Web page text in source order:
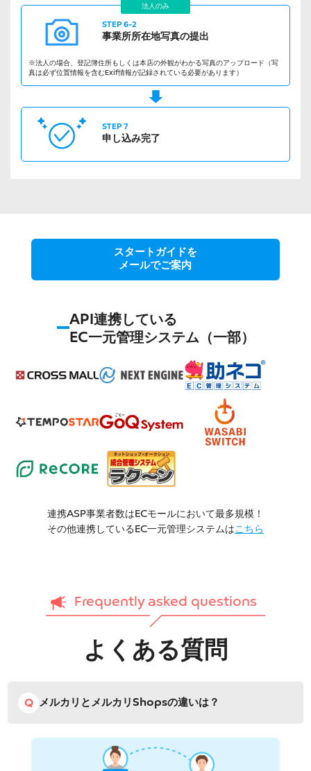
法人のみ
STEP 6-2
事業所所在地写真の提出
※法人の場合、登記簿住所もしくは本店の外観がわかる写真のアップロード（写
真は必ず位置情報を含むExif情報が記録されている必要があります）
STEP 7
申し込み完了
スタートガイドを
メールでご案内
API連携している
EC一元管理システム（一部）
連携ASP事業者数はECモールにおいて最多規模！
その他連携しているEC一元管理システムはこちら
Frequently asked questions
よくある質問
メルカリとメルカリShopsの違いは？